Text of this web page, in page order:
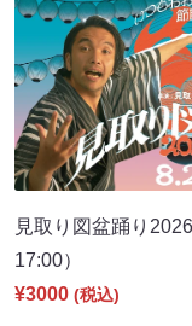
見取り図盆踊り
17:00）
¥3000 (税込)